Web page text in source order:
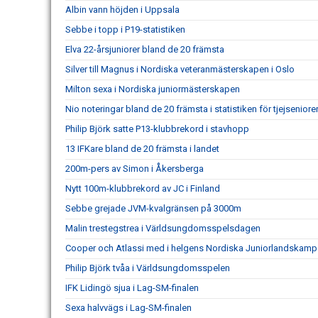
Albin vann höjden i Uppsala
Sebbe i topp i P19-statistiken
Elva 22-årsjuniorer bland de 20 främsta
Silver till Magnus i Nordiska veteranmästerskapen i Oslo
Milton sexa i Nordiska juniormästerskapen
Nio noteringar bland de 20 främsta i statistiken för
Philip Björk satte P13-klubbrekord i stavhopp
13 IFKare bland de 20 främsta i landet
200m-pers av Simon i Åkersberga
Nytt 100m-klubbrekord av JC i Finland
Sebbe grejade JVM-kvalgränsen på 3000m
Malin trestegstrea i Världsungdomsspelsdagen
Cooper och Atlassi med i helgens Nordiska Juniorlandskamp
Philip Björk tvåa i Världsungdomsspelen
IFK Lidingö sjua i Lag-SM-finalen
Sexa halvvägs i Lag-SM-finalen